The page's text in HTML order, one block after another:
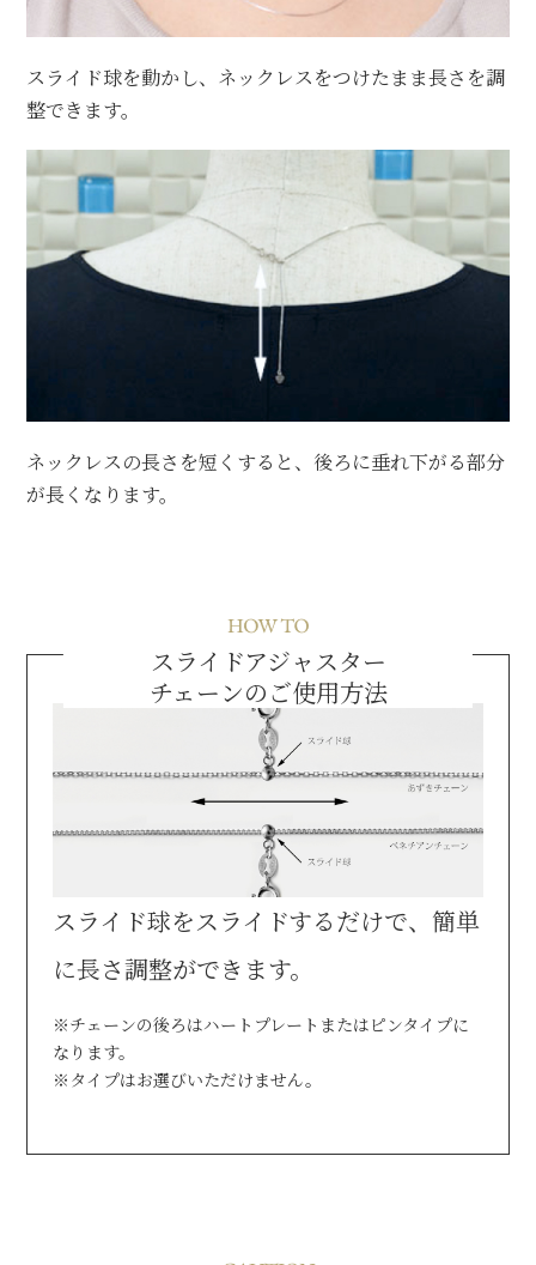
スライド球を動かし、ネックレスをつけたまま長さを調
整できます。
ネックレスの長さを短くすると、後ろに垂れ下がる部分
が長くなります。
スライドアジャスター
チェーンのご使用方法
スライド球をスライドするだけで、 簡単
に長さ調整ができます。
※チェーンの後ろはハートプレートまたはピンタイプに
なります。
※タイプはお選びいただけません。